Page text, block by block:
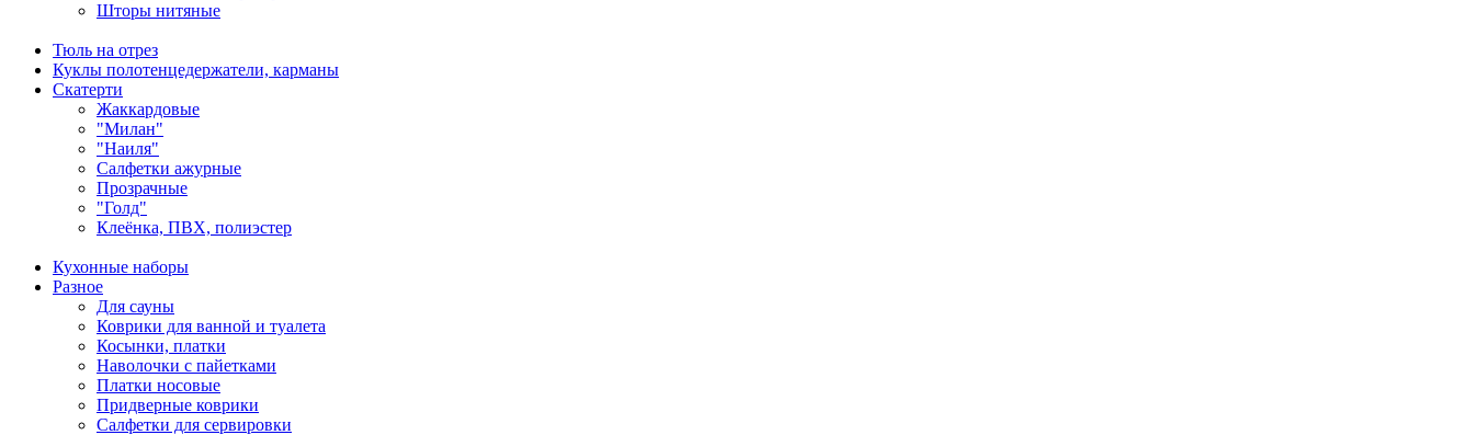
Шторы нитяные
Тюль на отрез
Куклы полотенцедержатели, карманы
Скатерти
Жаккардовые
"Милан"
"Наиля"
Салфетки ажурные
Прозрачные
"Голд"
Клеёнка, ПВХ, полиэстер
Кухонные наборы
Разное
Для сауны
Коврики для ванной и туалета
Косынки, платки
Наволочки с пайетками
Платки носовые
Придверные коврики
Салфетки для сервировки